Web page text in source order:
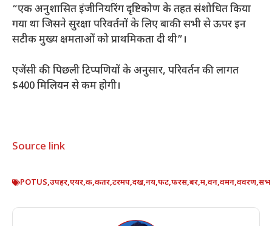
“एक अनुशासित इंजीनियरिंग दृष्टिकोण के तहत संशोधित किया
गया था जिसने सुरक्षा परिवर्तनों के लिए बाकी सभी से ऊपर इन
सटीक मुख्य क्षमताओं को प्राथमिकता दी थी”।
एजेंसी की पिछली टिप्पणियों के अनुसार, परिवर्तन की लागत
$400 मिलियन से कम होगी।
Source link
POTUS,उपहर,एयर,क,कतर,टरमप,दख,नय,फट,फरस,बर,म,वन,वमन,ववरण,सभ